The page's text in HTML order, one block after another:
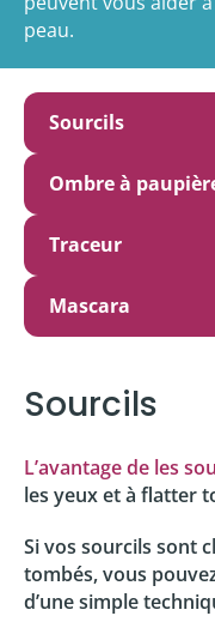
peau.
Sourcils
Ombre à
Traceur
Mascara
Sourcils
L’avantage de les
les yeux et à flatter
Si vos sourcils sont
tombés, vous
d’une simple